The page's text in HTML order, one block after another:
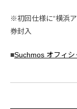
※初回仕様に“横浜
券封入
■Suchmos オフィシ